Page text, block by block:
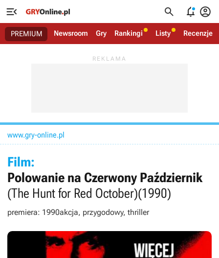
   
PREMIUM Newsroom Gry Rankingi Listy Recenzje
www.gry-online.pl
Film:
Polowanie na Czerwony Październik
(The Hunt for Red October)(1990)
premiera: 1990akcja, przygodowy, thriller